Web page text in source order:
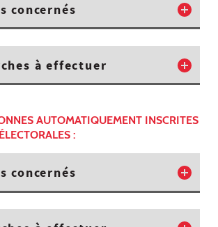
concernés
à effectuer
AUTOMATIQUEMENT INSCRITES
:
concernés